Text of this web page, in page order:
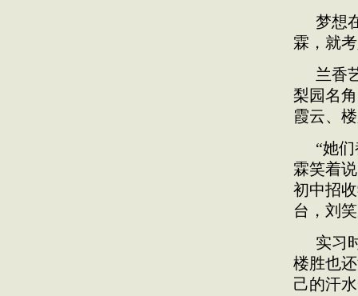
梦想
霖，就
兰香
梨园名
霞云、
“她
霖笑着
初中招
台，刘
实习
楼胜也
己的汗